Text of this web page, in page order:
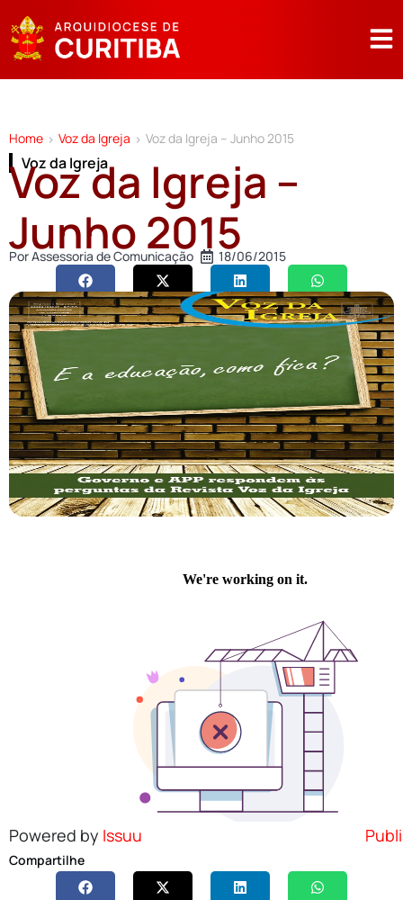
Home > Voz da Igreja > Voz da Igreja – Junho 2015
Voz da Igreja
Voz da Igreja –
Junho 2015
PorAssessoria de Comunicação 18/06/2015
Powered by Issuu
Compartilhe